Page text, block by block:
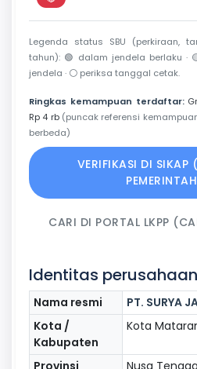
Legenda status SBU (perkiraan,
tahun): 🟢 dalam jendela berlaku ·
jendela · ⚪ periksa tanggal cetak.
Ringkas kemampuan terdaftar:
Rp 4 rb (puncak referensi
berbeda)
VERIFIKASI DI SIKAP
CARI DI PORTAL LKPP
Identitas
Nama resmi
PT. SURYA
Kota /
Kabupaten
Kota
Provinsi
Nusa